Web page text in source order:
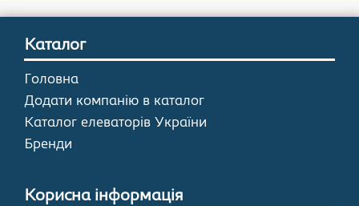
Каталог
Головна
Додати компанію в каталог
Каталог елеваторів України
Бренди
Корисна інформація